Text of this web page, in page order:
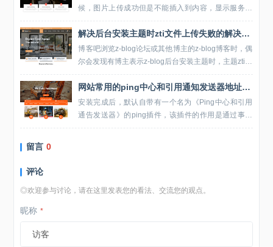
候，图片上传成功但是不能插入到内容，显示服务器
返回出错。zblog管理员告知的解决方法是清理BOM
头，zblog应用中心提供了BOM...
解决后台安装主题时zti文件上传失败的解决方法
博客吧浏览z-blog论坛或其他博主的z-blog博客时，偶
尔会发现有博主表示z-blog后台安装主题时，主题zti文
件上传失败的问题。造成zti主题文件上传失败可能是
由于博主使用的服务器不支...
网站常用的ping中心和引用通知发送器地址大全
安装完成后，默认自带有一个名为《Ping中心和引用
通告发送器》的ping插件，该插件的作用是通过事先
输入的ping的搜索引擎地址，Z-Blog更新文章后，以X
留言 0
评论
◎欢迎参与讨论，请在这里发表您的看法、交流您的观点。
昵称 *